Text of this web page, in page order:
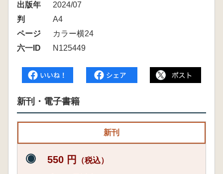
出版年
2024/07
判
A4
ページ
カラー横24
六一ID
N125449
新刊・電子書籍
新刊
550 円 （税込）